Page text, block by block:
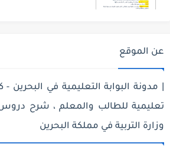
عن الموقع
| مدونة البوابة التعليمية في
تعليمية للطالب والمعلم ، شرح
وزارة التربية في مملكة البحرين